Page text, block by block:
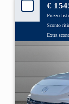
€
Prezzo
Sconto
Extra